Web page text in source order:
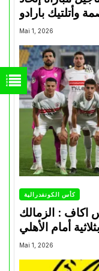
وأتلتيك بارادو
Mai 1, 2026
كأس الكونفدرالية
اكاف : الزمالك
Mai 1, 2026